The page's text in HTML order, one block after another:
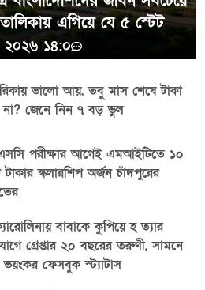
আচরণ ও ম্যাচ অফিশিয়ালের
অঙ্গনে সমালোচনা চলছে।
এগিয়ে যে ৫ স্টেট
১৪:০
ভালো আয়, তবু মাস শেষে টাকা
না? জেনে নিন ৭ বড় ভুল
পরীক্ষার আগেই এমআইটিতে ১০
স্কলারশিপ অর্জন চাঁদপুরের
বাবাকে কুপিয়ে হ ত্যার
গ্রেপ্তার ২০ বছরের তরুণী, সামনে
ফেসবুক স্ট্যাটাস